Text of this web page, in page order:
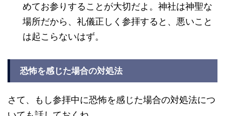
めてお参りすることが大切だよ。神社は神聖な
場所だから、礼儀正しく参拝すると、悪いこと
は起こらないはず。
恐怖を感じた場合の対処法
さて、もし参拝中に恐怖を感じた場合の対処法につ